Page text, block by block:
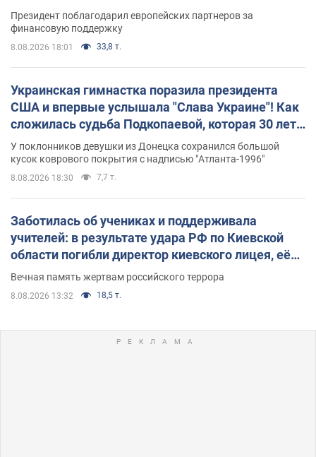
Президент поблагодарил европейских партнеров за
финансовую поддержку
8.08.2026 18:01 33,8 т.
Украинская гимнастка поразила президента
США и впервые услышала "Слава Украине"! Как
сложилась судьба Подкопаевой, которая 30 лет
назад завоевала "золото" Олимпиады
У поклонников девушки из Донецка сохранился большой
кусок коврового покрытия с надписью "Атланта-1996"
8.08.2026 18:30 7,7 т.
Заботилась об учениках и поддерживала
учителей: в результате удара РФ по Киевской
области погибли директор киевского лицея, её
муж и внук
Вечная память жертвам российского террора
8.08.2026 13:32 18,5 т.